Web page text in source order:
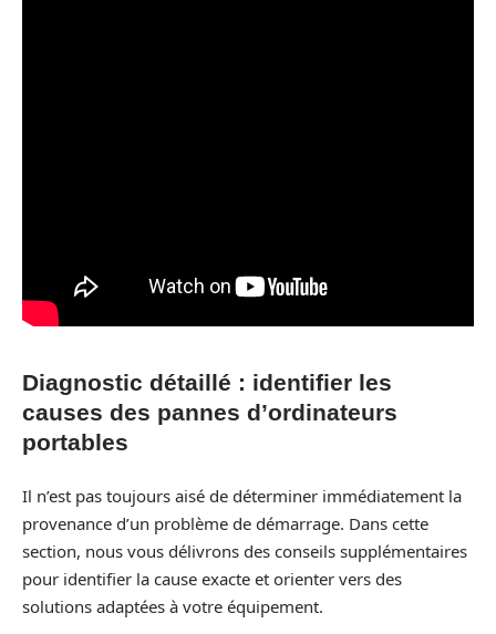
Diagnostic détaillé : identifier les
causes des pannes d’ordinateurs
portables
Il n’est pas toujours aisé de déterminer immédiatement la
provenance d’un problème de démarrage. Dans cette
section, nous vous délivrons des conseils supplémentaires
pour identifier la cause exacte et orienter vers des
solutions adaptées à votre équipement.